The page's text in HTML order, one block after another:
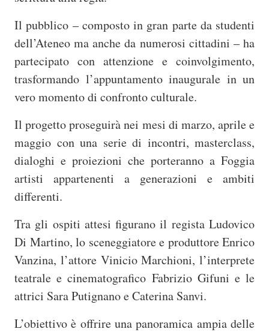
Il pubblico – composto in gran parte da studenti
dell’Ateneo ma anche da numerosi cittadini – ha
partecipato con attenzione e coinvolgimento,
trasformando l’appuntamento inaugurale in un
vero momento di confronto culturale.
Il progetto proseguirà nei mesi di marzo, aprile e
maggio con una serie di incontri, masterclass,
dialoghi e proiezioni che porteranno a Foggia
artisti appartenenti a generazioni e ambiti
differenti.
Tra gli ospiti attesi figurano il regista Ludovico
Di Martino, lo sceneggiatore e produttore Enrico
Vanzina, l’attore Vinicio Marchioni, l’interprete
teatrale e cinematografico Fabrizio Gifuni e le
attrici Sara Putignano e Caterina Sanvi.
L’obiettivo è offrire una panoramica ampia delle